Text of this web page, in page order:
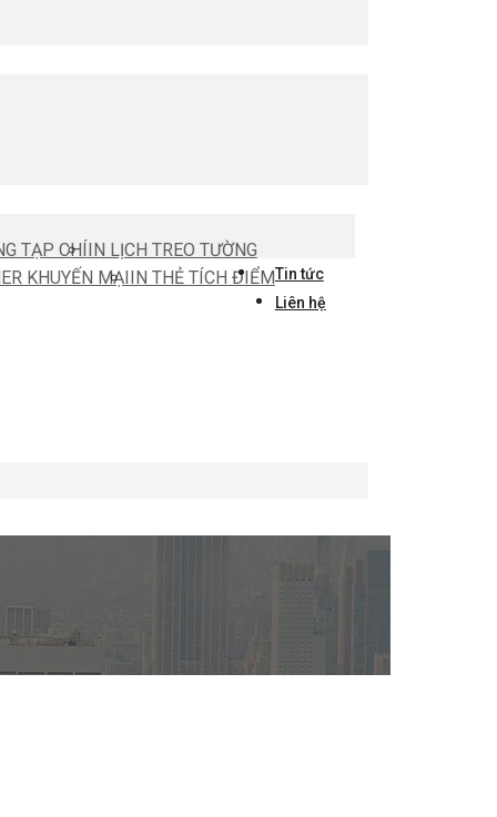
TẠP CHÍIN LỊCH TREO TƯỜNG
KHUYẾN MẠIIN THẺ TÍCH ĐIỂMTin tức
Liên hệ